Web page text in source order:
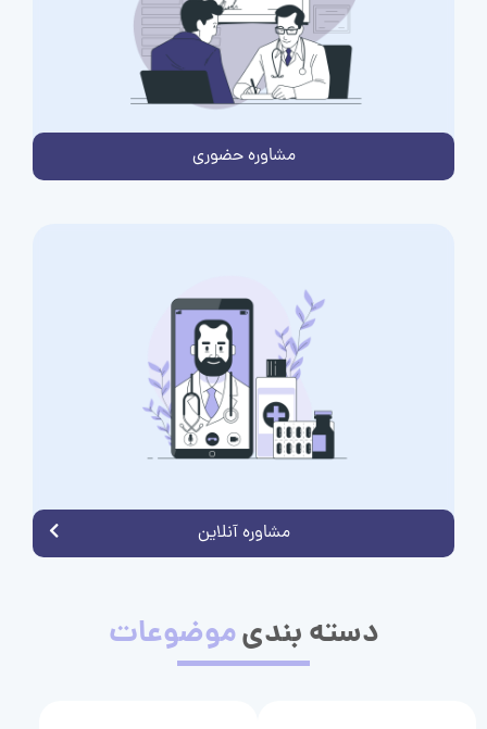
مشاوره حضوری
مشاوره آنلاین
دسته بندیموضوعات